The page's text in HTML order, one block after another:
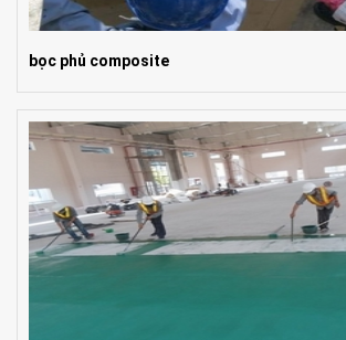
bọc phủ composite